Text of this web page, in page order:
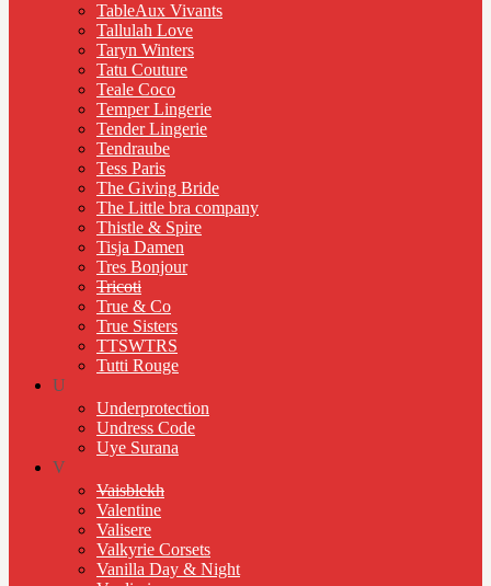
TableAux Vivants
Tallulah Love
Taryn Winters
Tatu Couture
Teale Coco
Temper Lingerie
Tender Lingerie
Tendraube
Tess Paris
The Giving Bride
The Little bra company
Thistle & Spire
Tisja Damen
Tres Bonjour
Tricoti
True & Co
True Sisters
TTSWTRS
Tutti Rouge
U
Underprotection
Undress Code
Uye Surana
V
Vaisblekh
Valentine
Valisere
Valkyrie Corsets
Vanilla Day & Night